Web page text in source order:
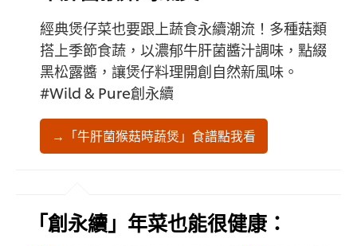
經典煲仔菜也要跟上蔬食永續潮流！多種菇類
搭上季節食蔬，以濃郁牛肝菌醬汁調味，點綴
黑松露醬，讓煲仔料理開創自然新風味。
#Wild & Pure創永續
→「牛肝菌猴菇時蔬煲」食譜點我看
「創永續」年菜也能很健康：